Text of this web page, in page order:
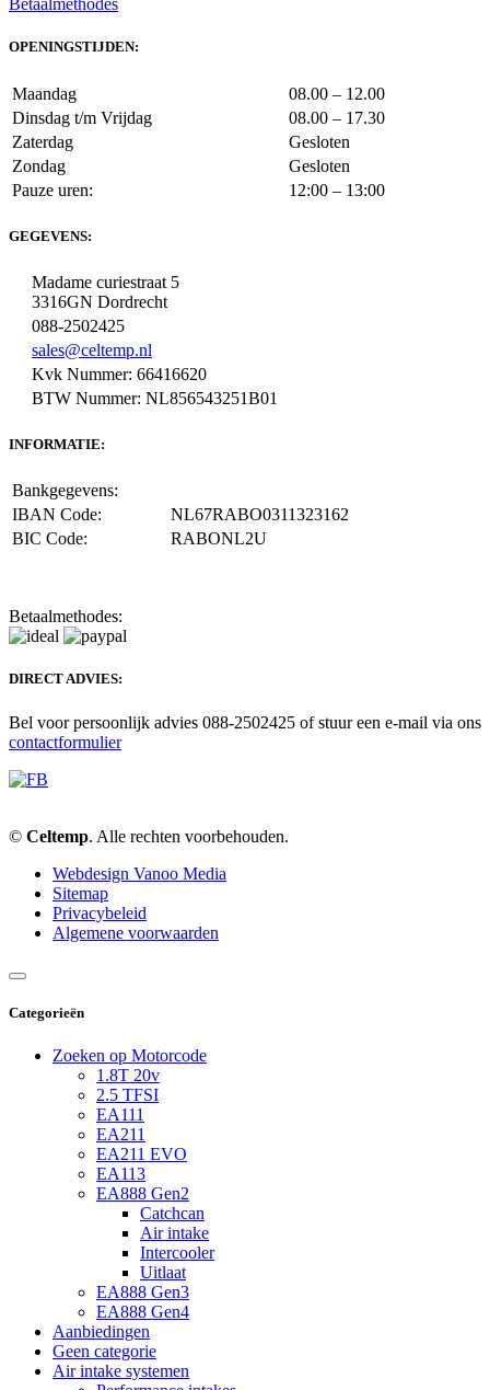
Betaalmethodes
OPENINGSTIJDEN:
Maandag
08.00 – 12.00
Dinsdag t/m Vrijdag
08.00 – 17.30
Zaterdag
Gesloten
Zondag
Gesloten
Pauze uren:
12:00 – 13:00
GEGEVENS:
Madame curiestraat 5
3316GN Dordrecht
088-2502425
sales@celtemp.nl
Kvk Nummer: 66416620
BTW Nummer: NL856543251B01
INFORMATIE:
Bankgegevens:
IBAN Code:
NL67RABO0311323162
BIC Code:
RABONL2U
Betaalmethodes:
DIRECT ADVIES:
Bel voor persoonlijk advies 088-2502425 of stuur een e-mail via ons
contactformulier
© Celtemp. Alle rechten voorbehouden.
Webdesign Vanoo Media
Sitemap
Privacybeleid
Algemene voorwaarden
Categorieën
Zoeken op Motorcode
1.8T 20v
2.5 TFSI
EA111
EA211
EA211 EVO
EA113
EA888 Gen2
Catchcan
Air intake
Intercooler
Uitlaat
EA888 Gen3
EA888 Gen4
Aanbiedingen
Geen categorie
Air intake systemen